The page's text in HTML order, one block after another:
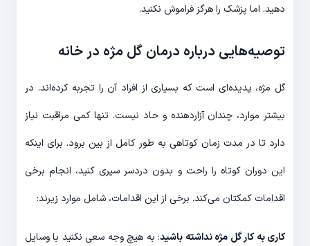
دهید. اما پزشک را هرگز فراموش نکنید.
توصیه‌هایی درباره درمان گل مژه در خانه
گل مژه، پدیده‌ای است که بسیاری از افراد آن را تجربه کرده‌اند. در
بیشتر موارد، چندان آزاردهنده و حاد نیست. تنها کمی مراقبت نیاز
دارد تا در مدت زمان کوتاهی به طور کامل از بین برود. برای اینکه
این دوران کوتاه را راحت و بدون دردسر سپری کنید، انجام برخی
اقدامات کمکتان می‌کند. برخی از این اقدامات، شامل موارد زیرند:
کاری به کار گل مژه نداشته باشید: به هیچ وجه سعی نکنید با وسایل